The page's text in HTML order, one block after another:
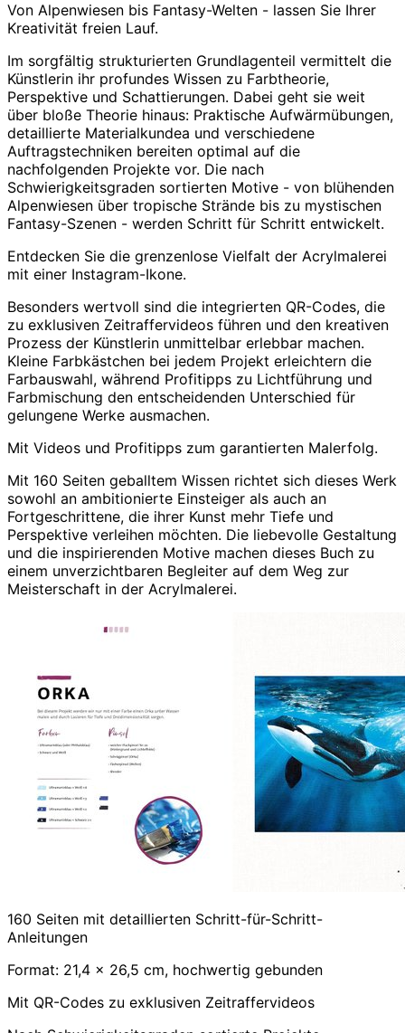
Von Alpenwiesen bis Fantasy-Welten - lassen Sie Ihrer
Kreativität freien Lauf.
Im sorgfältig strukturierten Grundlagenteil vermittelt die
Künstlerin ihr profundes Wissen zu Farbtheorie,
Perspektive und Schattierungen. Dabei geht sie weit
über bloße Theorie hinaus: Praktische Aufwärmübungen,
detaillierte Materialkundea und verschiedene
Auftragstechniken bereiten optimal auf die
nachfolgenden Projekte vor. Die nach
Schwierigkeitsgraden sortierten Motive - von blühenden
Alpenwiesen über tropische Strände bis zu mystischen
Fantasy-Szenen - werden Schritt für Schritt entwickelt.
Entdecken Sie die grenzenlose Vielfalt der Acrylmalerei
mit einer Instagram-Ikone.
Besonders wertvoll sind die integrierten QR-Codes, die
zu exklusiven Zeitraffervideos führen und den kreativen
Prozess der Künstlerin unmittelbar erlebbar machen.
Kleine Farbkästchen bei jedem Projekt erleichtern die
Farbauswahl, während Profitipps zu Lichtführung und
Farbmischung den entscheidenden Unterschied für
gelungene Werke ausmachen.
Mit Videos und Profitipps zum garantierten Malerfolg.
Mit 160 Seiten geballtem Wissen richtet sich dieses Werk
sowohl an ambitionierte Einsteiger als auch an
Fortgeschrittene, die ihrer Kunst mehr Tiefe und
Perspektive verleihen möchten. Die liebevolle Gestaltung
und die inspirierenden Motive machen dieses Buch zu
einem unverzichtbaren Begleiter auf dem Weg zur
Meisterschaft in der Acrylmalerei.
160 Seiten mit detaillierten Schritt-für-Schritt-
Anleitungen
Format: 21,4 x 26,5 cm, hochwertig gebunden
Mit QR-Codes zu exklusiven Zeitraffervideos